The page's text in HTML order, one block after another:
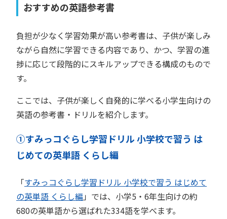
おすすめの英語参考書
負担が少なく学習効果が高い参考書は、子供が楽しみ
ながら自然に学習できる内容であり、かつ、学習の進
捗に応じて段階的にスキルアップできる構成のもので
す。
ここでは、子供が楽しく自発的に学べる小学生向けの
英語の参考書・ドリルを紹介します。
①すみっコぐらし学習ドリル 小学校で習う は
じめての英単語 くらし編
「すみっコぐらし学習ドリル 小学校で習う はじめて
の英単語 くらし編 」では、小学5・6年生向けの約
680の英単語から選ばれた334語を学べます。